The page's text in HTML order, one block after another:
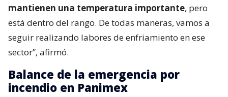
mantienen una temperatura importante, pero
está dentro del rango. De todas maneras, vamos a
seguir realizando labores de enfriamiento en ese
sector”, afirmó.
Balance de la emergencia por
incendio en Panimex